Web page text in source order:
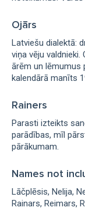
Ojārs
Latviešu dialektā:
viņa vēju
ārēm un lēmumus
kalendārā manīts
Rainers
Parasti izteikts
parādības, mīl
pārākumam.
Names not
Lāčplēsis Nelija
Rainars Reimars